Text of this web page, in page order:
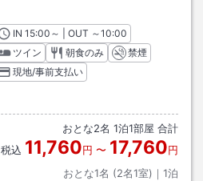
INチェックイン
15:00 ～ | OUT チェックアウト
～10:00
ツイン
朝食のみ
禁煙
現地/事前支払い
おとな2名 1泊1部屋 合計
税込 11,760円 〜 17,760円
おとな1名 (2名1室)｜ 1泊